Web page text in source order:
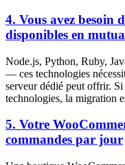
4. Vous avez besoin
disponibles en
Node.js, Python, Ruby,
— ces technologies
serveur dédié peut offrir.
technologies, la migration
5. Votre
commandes par jour